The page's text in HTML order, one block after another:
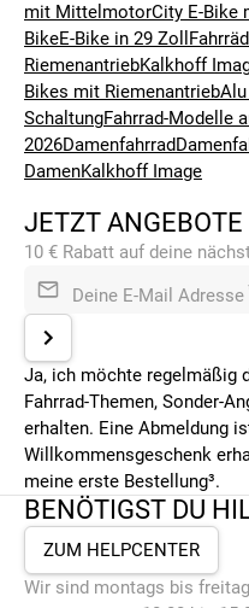
mit MittelmotorCity E-Bike
BikeE-Bike in 29 Zoll
RiemenantriebKalkhoff
Bikes mit Riemenantrieb
SchaltungFahrrad-Modelle
2026Damenfahrrad
DamenKalkhoff Image
JETZT ANGEBOTE
10 € Rabatt auf deine
Deine E-Mail Adresse
Ja, ich möchte regelmäßig
Fahrrad-Themen, Sonder-
erhalten. Eine Abmeldung
Willkommensgeschenk
meine erste Bestellung³.
BENÖTIGST DU
ZUM HELPCENTER
Wir sind montags bis